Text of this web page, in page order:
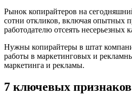
Рынок копирайтеров на
сотни откликов, включая опытных
работодателю отсеять несерьезных
Нужны копирайтеры в штат
работы в маркетинговых и
маркетинга и рекламы.
7 ключевых